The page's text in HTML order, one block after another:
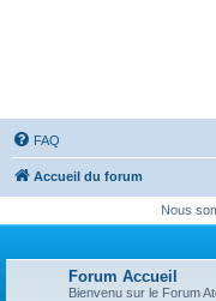
FAQ
Accueil du forum
Nous
Forum Accueil
Bienvenu sur le Forum